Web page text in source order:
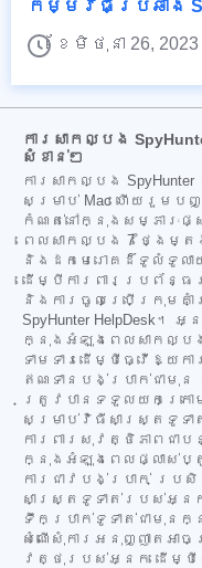
កម្មវិធីប្រឆាំង
ខែមិថុនា 26, 2023
ការសាកល្បង
សំខាន់ៗ
ការសាកល្បង SpyHunter
សម្រាប់ Mac ហើយរួម
កំណត់នៅក្នុងសម្ភារៈ
ពេលសាកល្បង 7 ថ្ងៃ
និងដកមេរោគដ៏ទូលំទូល
ដើម្បីការពារប្រព័ន្ធ
និងការចូលប្រើក្រុមគាំ
SpyHunter
ក្នុងអំឡុងពេលសាកល្បងន
ទាមទារដើម្បីធ្វើឱ្យ
ឥណទានបង់ប្រាក់ជាមុ
ត្រូវបានទទួលយកក្រោម
សម្រាប់វិធីសាស្ត្រទូទា
ការពារសុវត្ថិភាពជា
ក្នុងអំឡុងពេលផ្លាស់ប្
ការជាវបង់ប្រាក់ ប្
សាស្ត្រទូទាត់របស់អ្
ទឹកប្រាក់ទូទាត់ជាមុនក្នុ
សំណើសុំការអនុញ្ញាតអា
វត្ថុរបស់អ្នក ដើម្បី